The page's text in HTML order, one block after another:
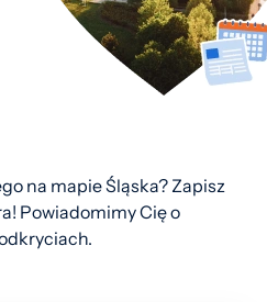
na mapie Śląska? Zapisz
Powiadomimy Cię o